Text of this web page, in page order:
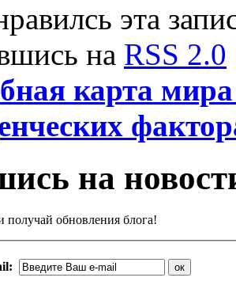
эта
на RSS 2.0
карта
на
получай обновления блога!